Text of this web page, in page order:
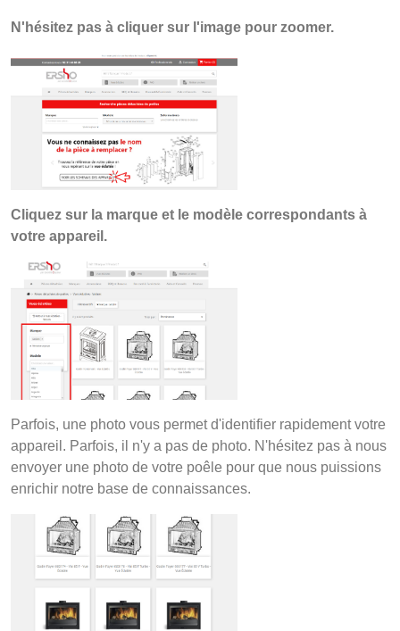
N'hésitez pas à cliquer sur l'image pour zoomer.
Cliquez sur la marque et le modèle correspondants à
votre appareil.
Parfois, une photo vous permet d'identifier rapidement votre
appareil. Parfois, il n'y a pas de photo. N'hésitez pas à nous
envoyer une photo de votre poêle pour que nous puissions
enrichir notre base de connaissances.